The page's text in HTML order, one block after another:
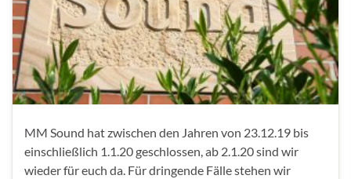
MM Sound hat zwischen den Jahren von 23.12.19 bis
einschließlich 1.1.20 geschlossen, ab 2.1.20 sind wir
wieder für euch da. Für dringende Fälle stehen wir